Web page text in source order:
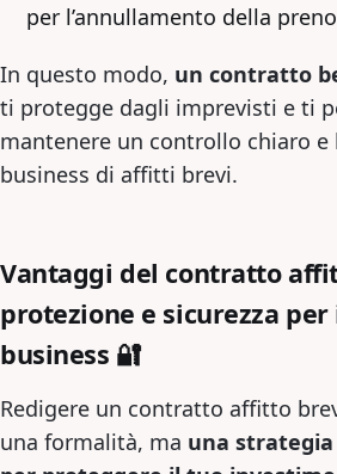
per l’annullamento della
In questo modo, un contratto
ti protegge dagli imprevisti e ti
mantenere un controllo chiaro e
business di affitti brevi.
Vantaggi del contratto
protezione e sicurezza
business 🔐
Redigere un contratto affitto
una formalità, ma una strategia